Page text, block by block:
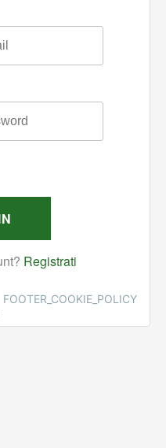
FOOTER_COOKIE_POLICY